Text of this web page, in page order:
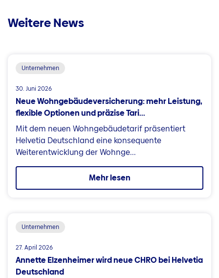
Weitere News
Unternehmen
30. Juni 2026
Neue Wohngebäudeversicherung: mehr Leistung,
flexible Optionen und präzise Tari...
Mit dem neuen Wohngebäudetarif präsentiert
Helvetia Deutschland eine konsequente
Weiterentwicklung der Wohnge...
Mehr lesen
Unternehmen
27. April 2026
Annette Elzenheimer wird neue CHRO bei Helvetia
Deutschland